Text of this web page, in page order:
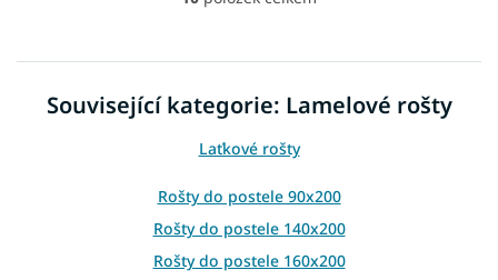
O
á
d
a
í
r
v
k
y
Související kategorie: Lamelové rošty
Laťkové rošty
Rošty do postele 90x200
Rošty do postele 140x200
Rošty do postele 160x200